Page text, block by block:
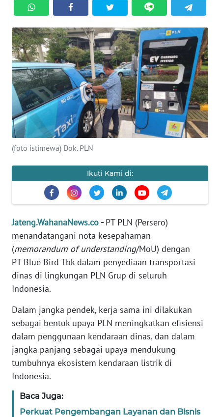
(foto istimewa) Dok. PLN
Ikuti Kami di:
Jateng.WahanaNews.co -PT PLN (Persero)
menandatangani nota kesepahaman
(memorandum of understanding/MoU) dengan
PT Blue Bird Tbk dalam penyediaan transportasi
dinas di lingkungan PLN Grup di seluruh
Indonesia.
Dalam jangka pendek, kerja sama ini dilakukan
sebagai bentuk upaya PLN meningkatkan efisiensi
dalam penggunaan kendaraan dinas, dan dalam
jangka panjang sebagai upaya mendukung
tumbuhnya ekosistem kendaraan listrik di
Indonesia.
Baca Juga:
Perkuat Pengembangan Layanan dan Bisnis
OPINI
SEMARANG
BOROBUDUR
Informasi
INDEKS
BERITA
INFO
IKLAN
TENTANG
KAMI
MEDIA
SIBER
REDAKSI
KARIR
DISCLAIMER